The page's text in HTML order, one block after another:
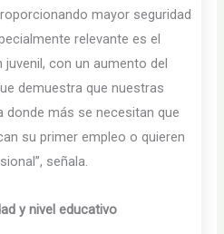
mayor seguridad
relevante es el
con un aumento del
demuestra que nuestras
donde más se necesitan que
su primer empleo o quieren
señala.
y nivel educativo